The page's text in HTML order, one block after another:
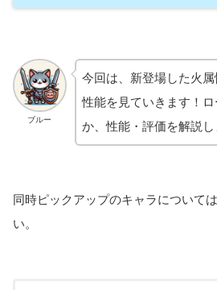
ブルー
今回は、新登場した火
性能を見ていきます！
か、性能・評価を解説し
同時ピックアップのキャラについて
い。